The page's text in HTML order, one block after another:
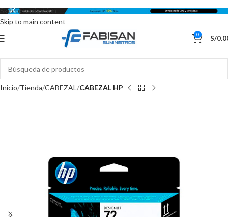
Skip to navigation
Skip to main content
0 S/
Inicio Tienda CABEZAL CABEZAL HP